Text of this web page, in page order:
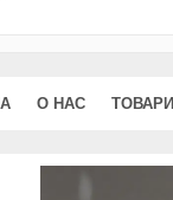
О НАС ТОВАРИ